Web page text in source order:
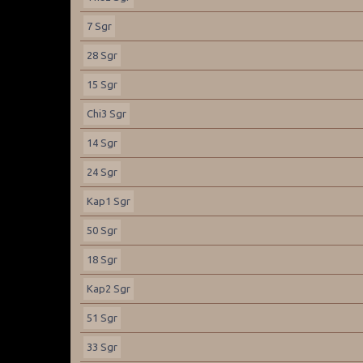
7 Sgr
28 Sgr
15 Sgr
Chi3 Sgr
14 Sgr
24 Sgr
Kap1 Sgr
50 Sgr
18 Sgr
Kap2 Sgr
51 Sgr
33 Sgr